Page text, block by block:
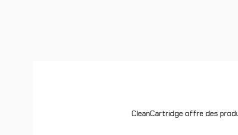
CleanCartridge offre des